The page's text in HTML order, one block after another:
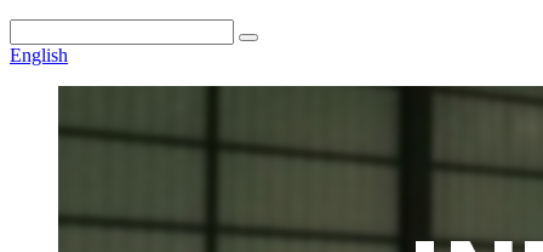
English